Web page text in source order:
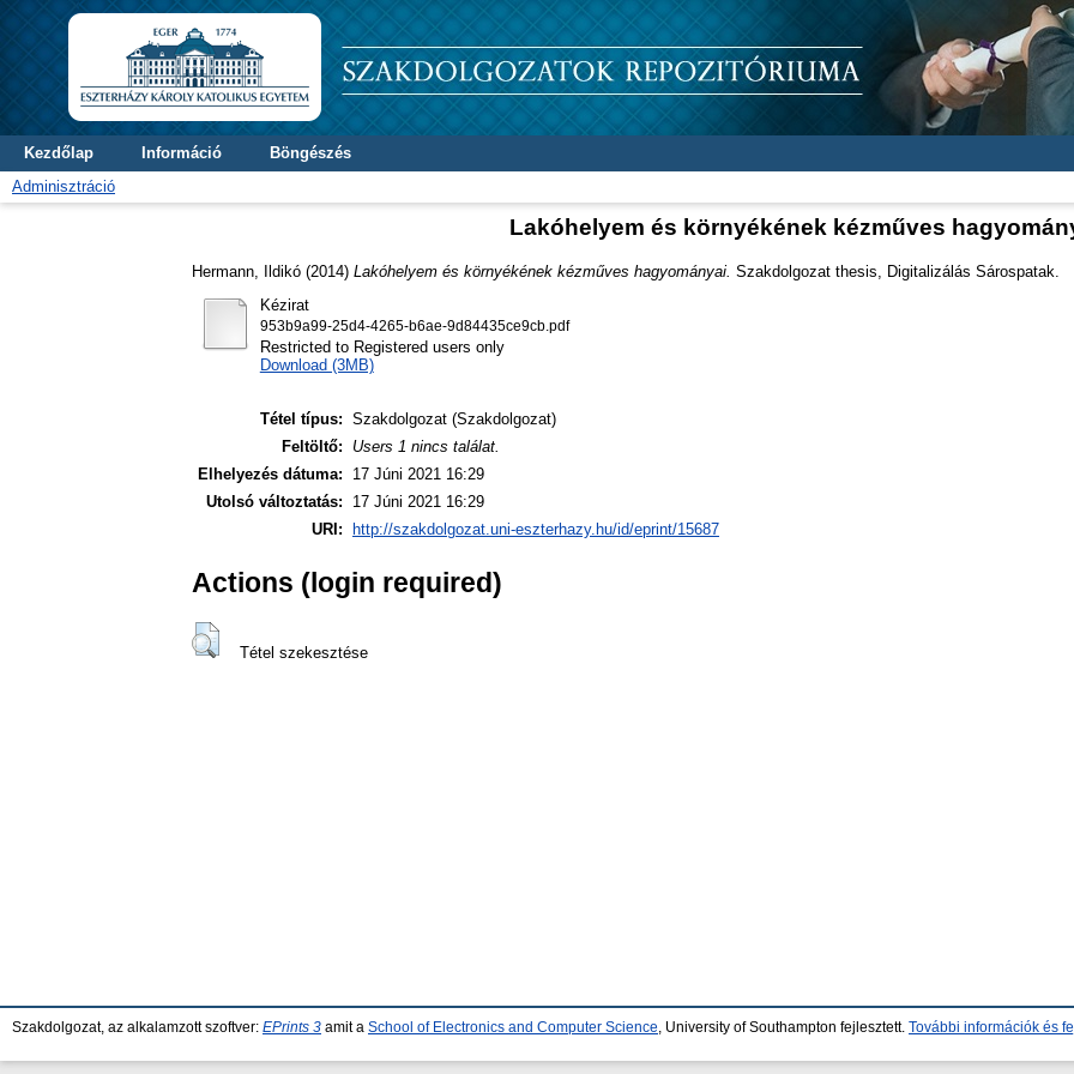
Kezdőlap Információ
Böngészés
Adminisztráció
Lakóhelyem és környékének kézműves
Hermann, Ildikó (2014) Lakóhelyem és környékének kézműves hagyományai. Szakdolgozat thesis, Digitalizálás Sárospatak.
Kézirat
953b9a99-25d4-4265-b6ae-9d84435ce9cb.pdf
Restricted to Registered users only
Download (3MB)
Tétel típus: Szakdolgozat (Szakdolgozat)
Feltöltő:
Users 1 nincs találat.
Elhelyezés dátuma:
17 Júni 2021 16:29
Utolsó változtatás:
17 Júni 2021 16:29
URI:
http://szakdolgozat.uni-eszterhazy.hu/id/eprint/15687
Actions (login required)
Tétel szekesztése
Szakdolgozat, az alkalamzott szoftver: EPrints 3 amit a School of Electronics and Computer Science , University of Southampton fejlesztett. További információk és